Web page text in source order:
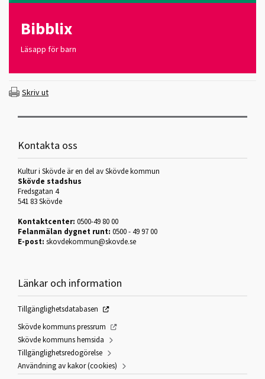
Bibblix
Läsapp för barn
Skriv ut
Kontakta oss
Kultur i Skövde är en del av Skövde kommun
Skövde stadshus
Fredsgatan 4
541 83 Skövde
Kontaktcenter: 0500-49 80 00
Felanmälan dygnet runt: 0500 - 49 97 00
E-post: skovdekommun@skovde.se
Länkar och information
Tillgänglighetsdatabasen
Skövde kommuns pressrum
Skövde kommuns hemsida
Tillgänglighetsredogörelse
Användning av kakor (cookies)